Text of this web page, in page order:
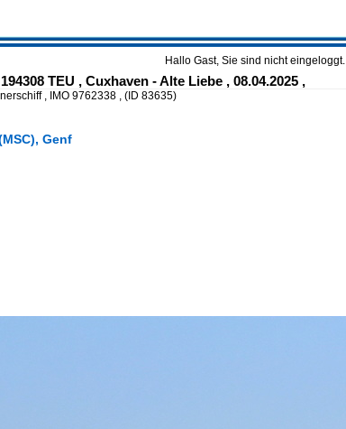
Hallo Gast, Sie sind nicht eingeloggt.
TEU , Cuxhaven - Alte Liebe , 08.04.2025 ,
, IMO 9762338 , (ID 83635)
Genf